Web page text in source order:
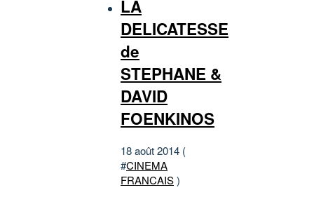
LA
DELICATESSE
de
STEPHANE &
DAVID
FOENKINOS
18 août 2014 (
#CINEMA
FRANCAIS)